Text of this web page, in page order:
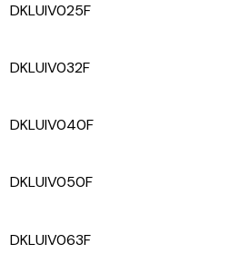
DKLUIV025F
DKLUIV032F
DKLUIV040F
DKLUIV050F
DKLUIV063F